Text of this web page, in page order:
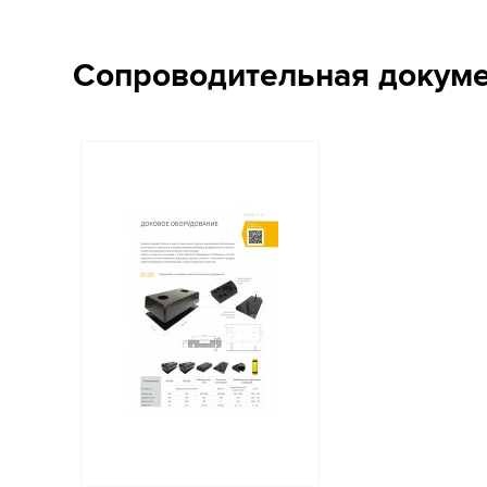
Сопроводительная